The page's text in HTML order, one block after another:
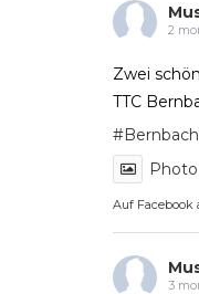
2
Zwei
TTC
#Bernbach
Photo
Auf Facebook
3